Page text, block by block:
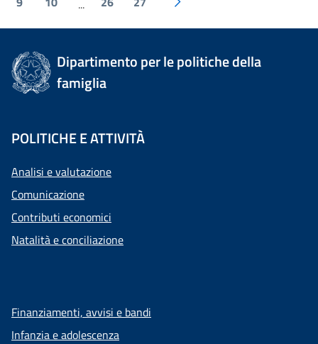
...
Dipartimento per le politiche della
famiglia
POLITICHE E ATTIVITÀ
Analisi e valutazione
Comunicazione
Contributi economici
Natalità e conciliazione
Finanziamenti, avvisi e bandi
Infanzia e adolescenza